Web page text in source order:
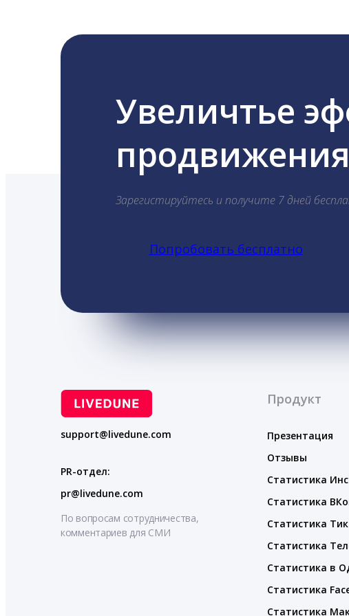
Увеличтье
Зарегистируйтесь и получите 7 дней
Попробовать бесплатно
support@livedune.com
PR-отдел:
pr@livedune.com
По вопросам сотрудничества,
комментариев для СМИ
Продукт
Презентация
Отзывы
Статистика
Статистика
Статистика
Статистика
Статистика в
Статистика
Статистика